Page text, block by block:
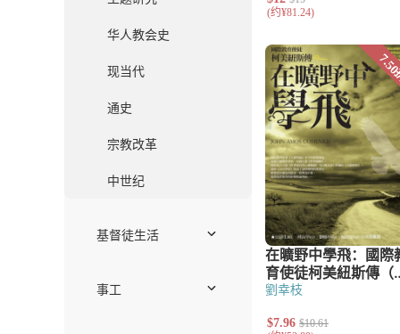
教牧神学
系统神学
历史神学
历史与传记
传记
主题研究
华人教会史
现当代
通史
宗教改革
中世纪
基督徒生活
见证
工作
劉幸枝